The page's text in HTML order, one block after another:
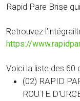
Rapid Pare Brise
Retrouvez
https://
Voici la liste des 60
(02) RAPID
ROUTE